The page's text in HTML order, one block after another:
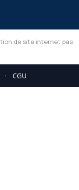
de site internet pas
· CGU